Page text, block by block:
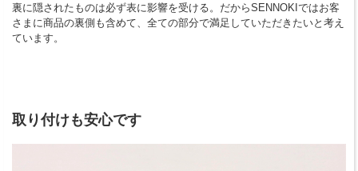
裏に隠されたものは必ず表に影響を受ける。だからSENNOKIではお客
さまに商品の裏側も含めて、全ての部分で満足していただきたいと考え
ています。
取り付けも安心です